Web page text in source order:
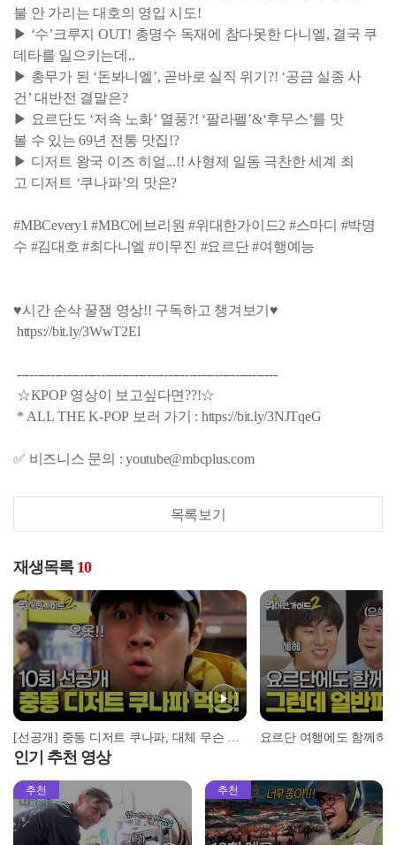
불 안 가리는 대호의 영입 시도!
▶ ‘수’크루지 OUT! 총명수 독재에 참다못한 다니엘, 결국 쿠
데타를 일으키는데..
▶ 총무가 된 ‘돈봐니엘’, 곧바로 실직 위기?! ‘공금 실종 사
건’ 대반전 결말은?
▶ 요르단도 ‘저속 노화’ 열풍?! ‘팔라펠’&‘후무스’를 맛
볼 수 있는 69년 전통 맛집!?
▶ 디저트 왕국 이즈 히얼...!! 사형제 일동 극찬한 세계 최
고 디저트 ‘쿠나파’의 맛은?
#MBCevery1 #MBC에브리원 #위대한가이드2 #스마디 #박명
수 #김대호 #최다니엘 #이무진 #요르단 #여행예능
♥시간 순삭 꿀잼 영상!! 구독하고 챙겨보기♥
https://bit.ly/3WwT2El
--------------------------------------------------------------
☆KPOP 영상이 보고싶다면??!☆
* ALL THE K-POP 보러 가기 : https://bit.ly/3NJTqeG
✅ 비즈니스 문의 : youtube@mbcplus.com
목록보기
재생목록 10
[선공개] 중동 디저트 쿠나파, 대체 무슨 맛이길래...?
인기 추천 영상
추천 추천